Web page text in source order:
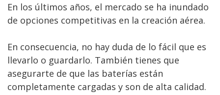
En los últimos años, el mercado se ha inundado
de opciones competitivas en la creación aérea.
En consecuencia, no hay duda de lo fácil que es
llevarlo o guardarlo. También tienes que
asegurarte de que las baterías están
completamente cargadas y son de alta calidad.